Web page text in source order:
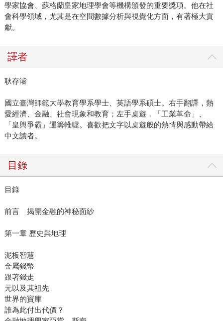
學家協會、蘇格蘭皇家地理學會等機構頒發的重要獎項。他在社
會科學領域，尤其是在空間數據分析與視覺化方面，有著極大貢
獻。
譯者
耿存濬
國立臺灣師範大學教育學系學士、英語學系碩士。右手翻譯，熱
愛經濟、金融、社會現象和教育；左手桌遊，「工業革命」、
「皇輿爭霸」運籌帷幄。喜歡把文字以桌遊般的熱情與感動帶給
中文讀者。
目錄
目錄
前言 揭開金融的神秘面紗
第一章 歷史與地理
泥板智慧
金屬錢幣
跟著錢走
元以及其祖先
世界的寶庫
誰為此付出代價？